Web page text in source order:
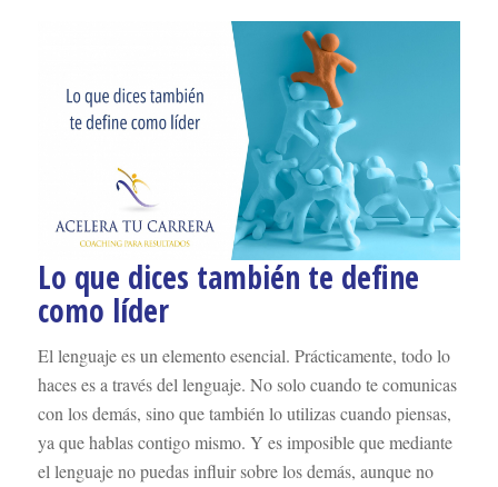
Lo que dices también te define
como líder
El lenguaje es un elemento esencial. Prácticamente, todo lo
haces es a través del lenguaje. No solo cuando te comunicas
con los demás, sino que también lo utilizas cuando piensas,
ya que hablas contigo mismo. Y es imposible que mediante
el lenguaje no puedas influir sobre los demás, aunque no